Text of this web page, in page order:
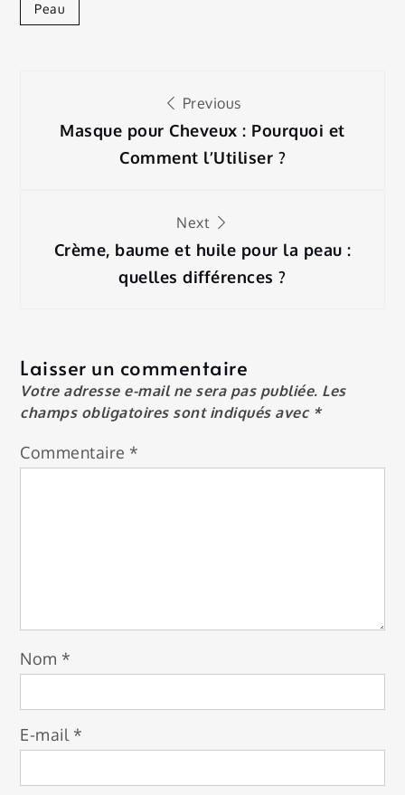
Peau
Navigation
de
Previous
Masque pour Cheveux : Pourquoi et
Comment l’Utiliser ?
Next
Crème, baume et huile pour la peau :
quelles différences ?
Laisser un commentaire
Votre adresse e-mail ne sera pas publiée. Les
champs obligatoires sont indiqués avec *
Commentaire *
Nom *
E-mail *